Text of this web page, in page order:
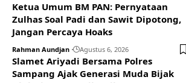
Ketua Umum BM PAN: Pernyataan
Zulhas Soal Padi dan Sawit Dipotong,
Jangan Percaya Hoaks
Rahman Aundjan Agustus 6, 2026
Slamet Ariyadi Bersama Polres
Sampang Ajak Generasi Muda Bijak